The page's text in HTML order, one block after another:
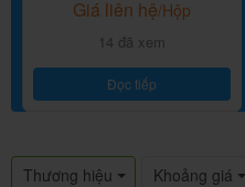
Giá liên hệ/Hộp
14 đã xem
Đọc tiếp
Thương hiệu Khoảng giá